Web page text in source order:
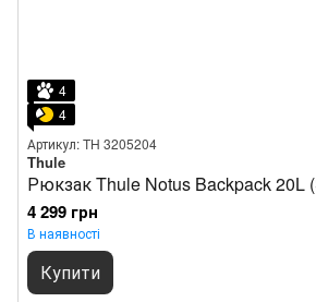
4
4
Артикул: TH 3205204
Thule
Рюкзак Thule Notus Backpack 20L
4 299 грн
В наявності
Купити